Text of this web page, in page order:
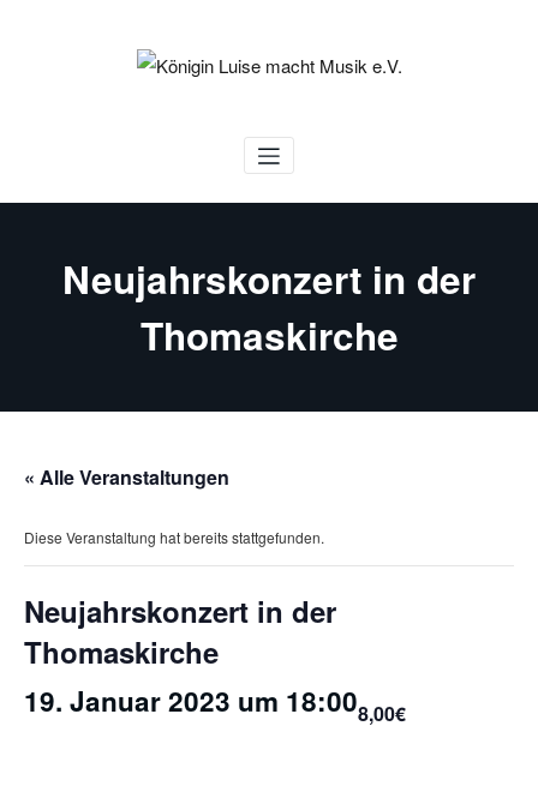
Königin Luise macht Musik e.V.
Neujahrskonzert in der
Thomaskirche
« Alle Veranstaltungen
Diese Veranstaltung hat bereits stattgefunden.
Neujahrskonzert in der
Thomaskirche
19. Januar 2023 um 18:008,00€